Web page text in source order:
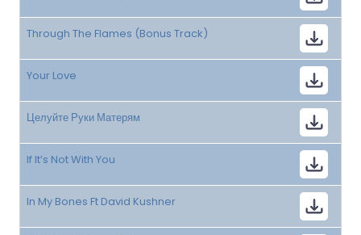
Through The Flames (Bonus Track)
Your Love
Целуйте Руки Матерям
If It’s Not With You
In My Bones Ft David Kushner